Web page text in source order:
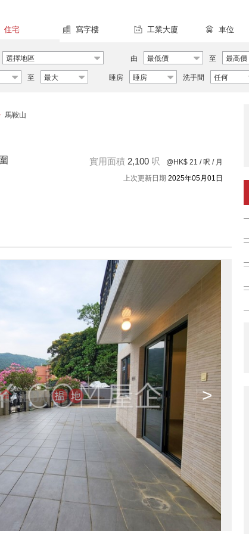
住宅 寫字樓 工業大廈 車位
選擇地區 由 最低價 至 最高價
至 最大 睡房 睡房 洗手間 任何
馬鞍山
實用面積 2,100 呎 @HK$ 21 / 呎 / 月
上次更新日期 2025年05月01日
>